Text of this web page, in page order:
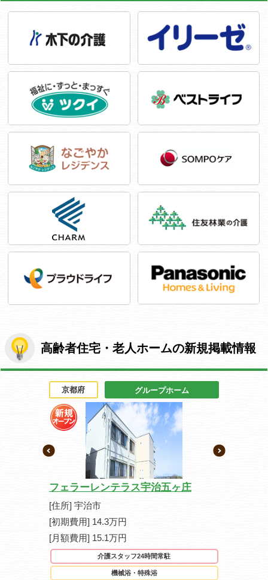
高齢者住宅・老人ホームの新規掲載情報
京都府 グループホーム
フェラーレンテラス宇治五ヶ庄
[住所] 宇治市
[初期費用] 14.3万円
[月額費用] 15.1万円
介護スタッフ24時間常駐
機械浴・特殊浴